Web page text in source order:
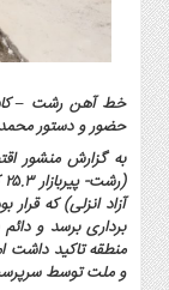
صنعت
و
خودرو
استارت
آپ
و
فن
آوری
بانک
،
خط آهن رشت –
حضور و دستور
آزاد انزلی) که
برداری برسد و
منطقه تاکید داشت
و ملت توسط